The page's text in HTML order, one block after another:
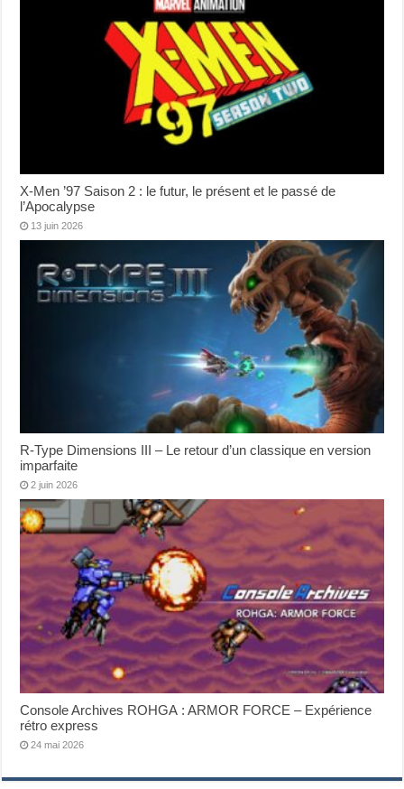
X-Men ’97 Saison 2 : le futur, le présent et le passé de
l’Apocalypse
13 juin 2026
R-Type Dimensions III – Le retour d’un classique en version
imparfaite
2 juin 2026
Console Archives ROHGA : ARMOR FORCE – Expérience
rétro express
24 mai 2026